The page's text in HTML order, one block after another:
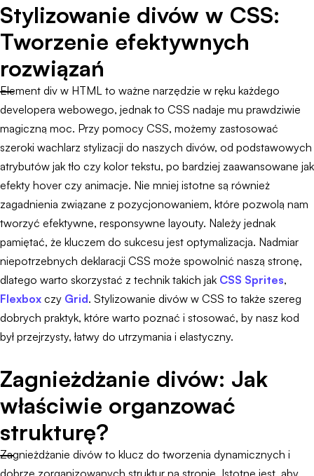
Stylizowanie divów w CSS:
Tworzenie efektywnych
rozwiązań
Element div w HTML to ważne narzędzie w ręku każdego
developera webowego, jednak to CSS nadaje mu prawdziwie
magiczną moc. Przy pomocy CSS, możemy zastosować
szeroki wachlarz stylizacji do naszych divów, od podstawowych
atrybutów jak tło czy kolor tekstu, po bardziej zaawansowane jak
efekty hover czy animacje. Nie mniej istotne są również
zagadnienia związane z pozycjonowaniem, które pozwolą nam
tworzyć efektywne, responsywne layouty. Należy jednak
pamiętać, że kluczem do sukcesu jest optymalizacja. Nadmiar
niepotrzebnych deklaracji CSS może spowolnić naszą stronę,
dlatego warto skorzystać z technik takich jak CSS Sprites,
Flexbox czy Grid. Stylizowanie divów w CSS to także szereg
dobrych praktyk, które warto poznać i stosować, by nasz kod
był przejrzysty, łatwy do utrzymania i elastyczny.
Zagnieżdżanie divów: Jak
właściwie organzować
strukturę?
Zagnieżdżanie divów to klucz do tworzenia dynamicznych i
dobrze zorganizowanych struktur na stronie. Istotne jest, aby